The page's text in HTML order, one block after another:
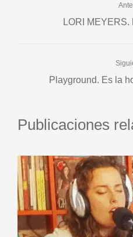
LORI
Playground. Es la
Publicaciones